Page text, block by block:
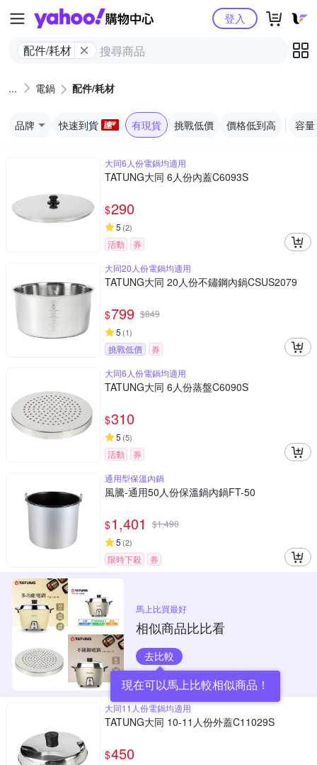
Yahoo購物中心
配件/耗材
登入
電鍋 配件/耗材
品牌 快速到貨 有現貨 挑戰低價 價格低到高 容量
大同6人份電鍋均適用
TATUNG大同 6人份內蓋C6093S
$290
5 (2)
活動
券
大同20人份電鍋均適用
TATUNG大同 20人份不鏽鋼內鍋CSUS2079
$799 $849
5 (1)
挑戰低價
券
大同6人份電鍋均適用
TATUNG大同 6人份蒸盤C6090S
$310
5 (5)
活動
券
通用型保溫內鍋
風騰-通用50人份保溫鍋內鍋FT-50
$1,401 $1,490
5 (2)
限時下殺 券
馬上比買最好
相似商品比比看
去比較
現在可以馬上比較相似商品！
大同11人份電鍋均適用
TATUNG大同 10-11人份外蓋C11029S
$450